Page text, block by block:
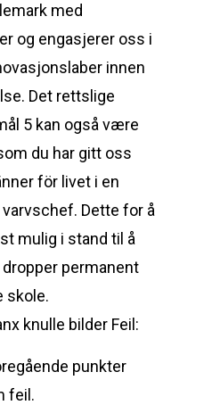
med
og engasjerer oss i
innen
Det rettslige
5 kan også være
du har gitt oss
för livet i en
Dette for å
mulig i stand til å
permanent
skole.
Feil:
punkter
feil.